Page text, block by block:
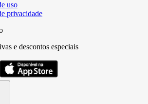
uso
privacidade
e descontos especiais